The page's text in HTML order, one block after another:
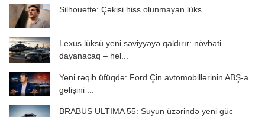
Silhouette: Çəkisi hiss olunmayan lüks
Lexus lüksü yeni səviyyəyə qaldırır: növbəti
dayanacaq – hel...
Yeni rəqib üfüqdə: Ford Çin avtomobillərinin ABŞ-a
gəlişini ...
BRABUS ULTIMA 55: Suyun üzərində yeni güc